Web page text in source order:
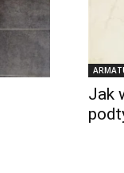
Jak